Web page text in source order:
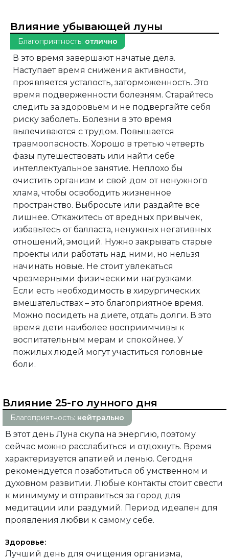
Влияние убывающей луны
Благоприятность: отлично
В это время завершают начатые дела.
Наступает время снижения активности,
проявляется усталость, заторможенность. Это
время подверженности болезням. Старайтесь
следить за здоровьем и не подвергайте себя
риску заболеть. Болезни в это время
вылечиваются с трудом. Повышается
травмоопасность. Хорошо в третью четверть
фазы путешествовать или найти себе
интеллектуальное занятие. Неплохо бы
очистить организм и свой дом от ненужного
хлама, чтобы освободить жизненное
пространство. Выбросьте или раздайте все
лишнее. Откажитесь от вредных привычек,
избавьтесь от балласта, ненужных негативных
отношений, эмоций. Нужно закрывать старые
проекты или работать над ними, но нельзя
начинать новые. Не стоит увлекаться
чрезмерными физическими нагрузками.
Если есть необходимость в хирургических
вмешательствах – это благоприятное время.
Можно посидеть на диете, отдать долги. В это
время дети наиболее восприимчивы к
воспитательным мерам и спокойнее. У
пожилых людей могут участиться головные
боли.
Влияние 25-го лунного дня
Благоприятность: нейтрально
В этот день Луна скупа на энергию, поэтому
сейчас можно расслабиться и отдохнуть. Время
характеризуется апатией и ленью. Сегодня
рекомендуется позаботиться об умственном и
духовном развитии. Любые контакты стоит свести
к минимуму и отправиться за город для
медитации или раздумий. Период идеален для
проявления любви к самому себе.
Здоровье:
Лучший день для очищения организма,